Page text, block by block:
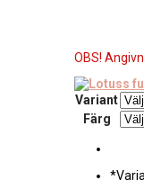
OBS!
Variant
Färg
*